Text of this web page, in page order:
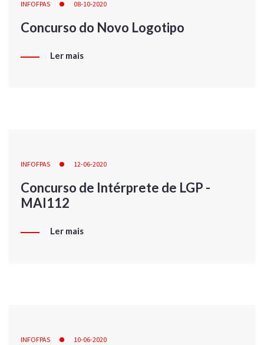
INFOFPAS 08-10-2020
Concurso do Novo Logotipo
Ler mais
INFOFPAS 12-06-2020
Concurso de Intérprete de LGP -
MAI112
Ler mais
INFOFPAS 10-06-2020